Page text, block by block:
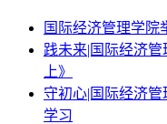
国际经济管理学院
践未来|国际经济
上》
守初心|国际经济
学习